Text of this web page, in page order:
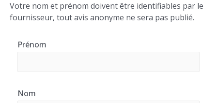
FAQ
Votre nom et prénom doivent être identifiables par le
fournisseur, tout avis anonyme ne sera pas publié.
Prénom
Nom